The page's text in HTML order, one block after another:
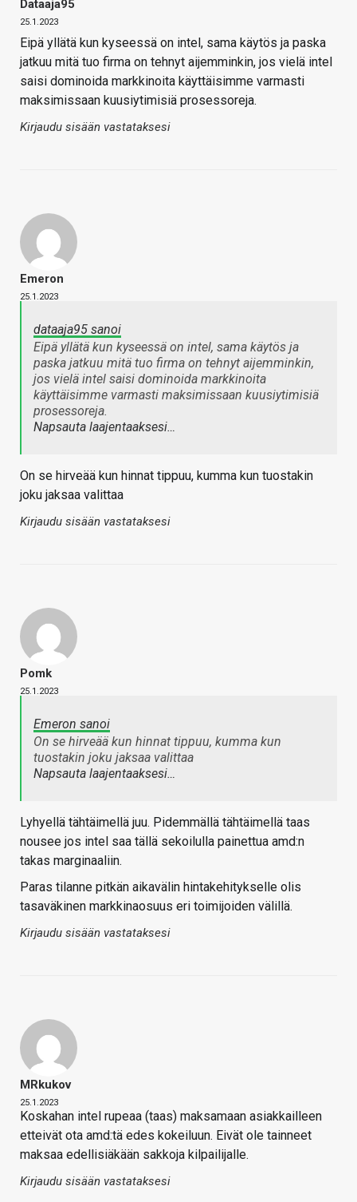
Dataaja95
25.1.2023
Eipä yllätä kun kyseessä on intel, sama käytös ja paska
jatkuu mitä tuo firma on tehnyt aijemminkin, jos vielä intel
saisi dominoida markkinoita käyttäisimme varmasti
maksimissaan kuusiytimisiä prosessoreja.
Kirjaudu sisään vastataksesi
Emeron
25.1.2023
dataaja95 sanoi
Eipä yllätä kun kyseessä on intel, sama käytös ja
paska jatkuu mitä tuo firma on tehnyt aijemminkin,
jos vielä intel saisi dominoida markkinoita
käyttäisimme varmasti maksimissaan kuusiytimisiä
prosessoreja.
Napsauta laajentaaksesi…
On se hirveää kun hinnat tippuu, kumma kun tuostakin
joku jaksaa valittaa
Kirjaudu sisään vastataksesi
Pomk
25.1.2023
Emeron sanoi
On se hirveää kun hinnat tippuu, kumma kun
tuostakin joku jaksaa valittaa
Napsauta laajentaaksesi…
Lyhyellä tähtäimellä juu. Pidemmällä tähtäimellä taas
nousee jos intel saa tällä sekoilulla painettua amd:n
takas marginaaliin.
Paras tilanne pitkän aikavälin hintakehitykselle olis
tasaväkinen markkinaosuus eri toimijoiden välillä.
Kirjaudu sisään vastataksesi
MRkukov
25.1.2023
Koskahan intel rupeaa (taas) maksamaan asiakkailleen
etteivät ota amd:tä edes kokeiluun. Eivät ole tainneet
maksaa edellisiäkään sakkoja kilpailijalle.
Kirjaudu sisään vastataksesi